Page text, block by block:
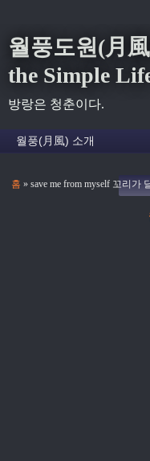
월풍도원(月
the Simple
방랑은 청춘이다.
홈 » save me from myself 꼬리가